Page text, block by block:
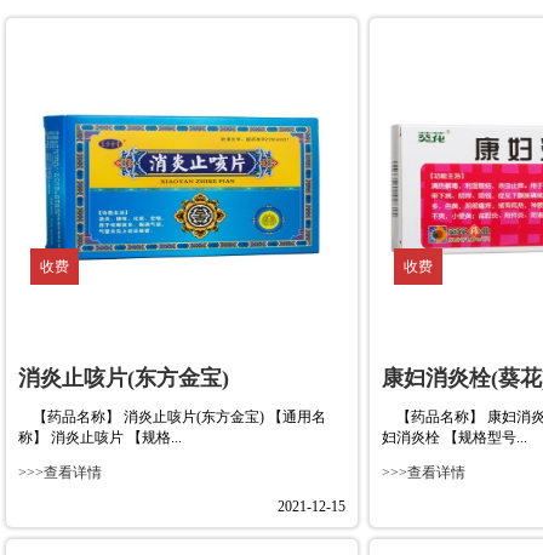
收费
消炎止咳片(东方金宝)
【药品名称】 消炎止咳片(东方金宝) 【通用名
称】 消炎止咳片 【规格...
>>>查看详情
2021-12-15
收费
康妇消炎栓(葵
【药品名称】 康妇消
妇消炎栓 【规格型号...
>>>查看详情